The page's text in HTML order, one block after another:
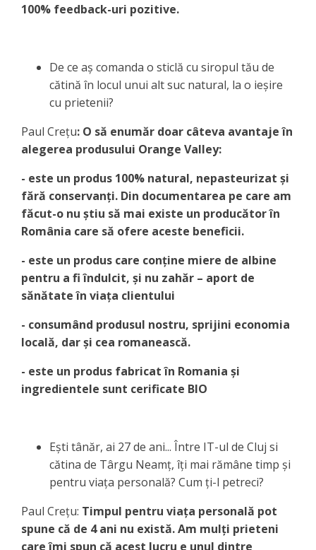
100% feedback-uri pozitive.
De ce aș comanda o sticlă cu siropul tău de
cătină în locul unui alt suc natural, la o ieșire
cu prietenii?
Paul Crețu: O să enumăr doar câteva avantaje în
alegerea produsului Orange Valley:
- este un produs 100% natural, nepasteurizat și
fără conservanți. Din documentarea pe care am
făcut-o nu știu să mai existe un producător în
România care să ofere aceste beneficii.
- este un produs care conține miere de albine
pentru a fi îndulcit, și nu zahăr – aport de
sănătate în viața clientului
- consumând produsul nostru, sprijini economia
locală, dar și cea romanească.
- este un produs fabricat în Romania și
ingredientele sunt cerificate BIO
Ești tânăr, ai 27 de ani... Între IT-ul de Cluj si
cătina de Târgu Neamț, îți mai rămâne timp și
pentru viața personală? Cum ți-l petreci?
Paul Crețu: Timpul pentru viața personală pot
spune că de 4 ani nu există. Am mulți prieteni
care îmi spun că acest lucru e unul dintre